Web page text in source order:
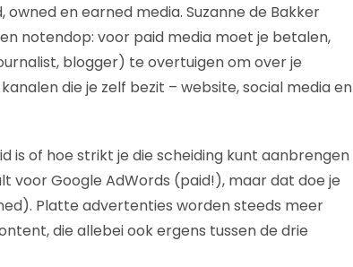
en earned media. Suzanne de Bakker
notendop: voor paid media moet je betalen,
blogger) te overtuigen om over je
die je zelf bezit – website, social media en
is of hoe strikt je die scheiding kunt aanbrengen
voor Google AdWords (paid!), maar dat doe je
Platte advertenties worden steeds meer
die allebei ook ergens tussen de drie